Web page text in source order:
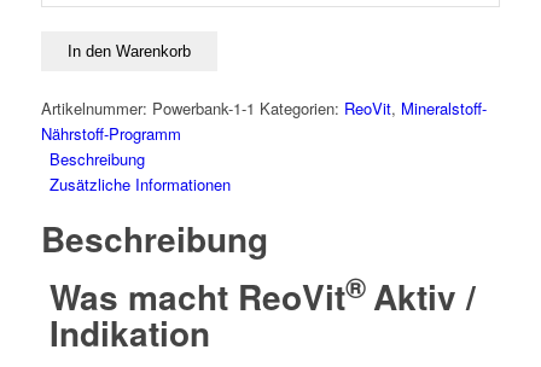
In den Warenkorb
Artikelnummer: Powerbank-1-1 Kategorien: ReoVit, Mineralstoff-
Nährstoff-Programm
Beschreibung
Zusätzliche Informationen
Beschreibung
Was macht ReoVit® Aktiv /
Indikation